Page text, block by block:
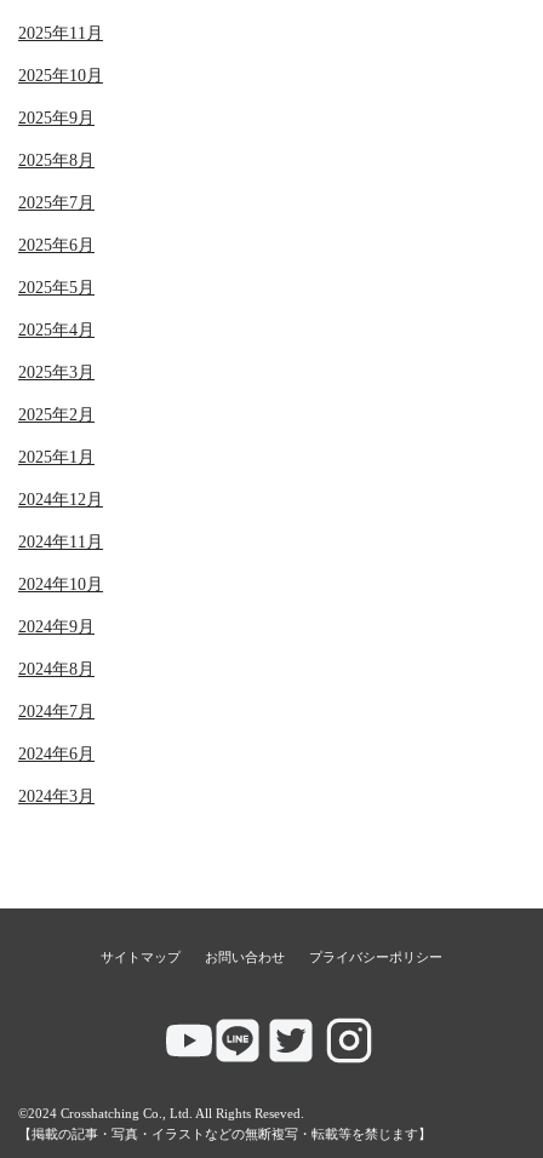
2025年11月
2025年10月
2025年9月
2025年8月
2025年7月
2025年6月
2025年5月
2025年4月
2025年3月
2025年2月
2025年1月
2024年12月
2024年11月
2024年10月
2024年9月
2024年8月
2024年7月
2024年6月
2024年3月
サイトマップ お問い合わせ プライバシーポリシー
©2024 Crosshatching Co., Ltd. All Rights Reseved.
【掲載の記事・写真・イラストなどの無断複写・転載等を禁じます】